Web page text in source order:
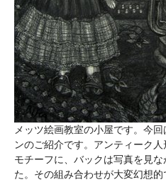
メッツ絵画教室の小屋です。今
ンのご紹介です。アンティーク
モチーフに、バックは写真を見
た。その組み合わせが大変幻想